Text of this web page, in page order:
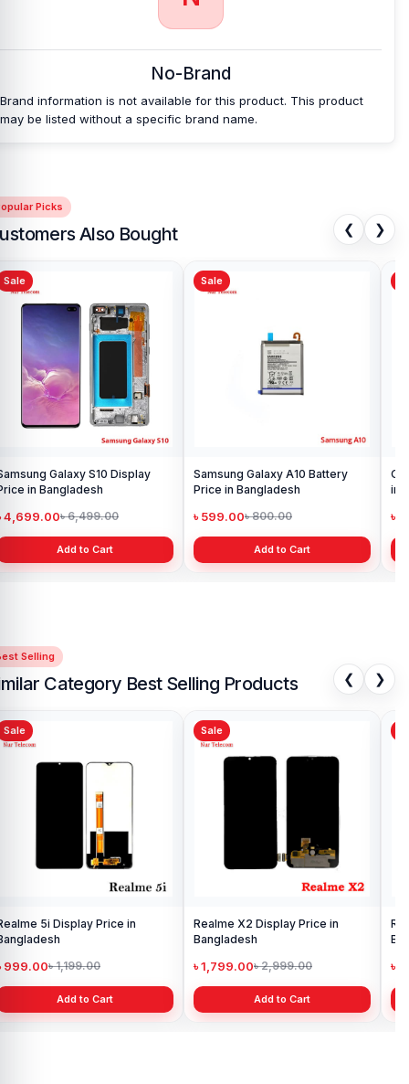
No-Brand
Brand information is not available for this product. This product
may be listed without a specific brand name.
Picks
Also Bought ❮ ❯
Sale
Galaxy S10 Display
in Bangladesh
4,699.00৳ 6,499.00
Add to Cart
Sale
Samsung Galaxy A10 Battery
Price in Bangladesh
৳ 599.00৳ 800.00
Add to Cart
in
৳
Selling
Category Best Selling Products ❮ ❯
Sale
5i Display Price in
999.00৳ 1,199.00
Add to Cart
Sale
Realme X2 Display Price in
Bangladesh
৳ 1,799.00৳ 2,999.00
Add to Cart
৳